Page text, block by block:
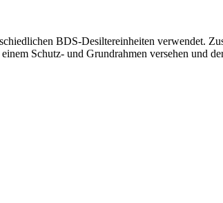
BDS-Desiltereinheiten verwendet.
Schutz- und Grundrahmen versehen und